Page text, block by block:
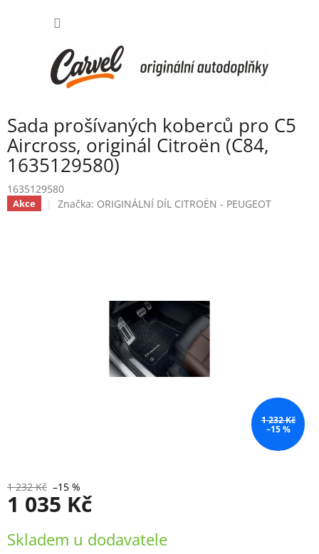
Sada prošívaných koberců pro C5
Aircross, originál Citroën (C84,
1635129580)
1635129580
Akce Značka: ORIGINÁLNÍ DÍL CITROËN - PEUGEOT
1 232 Kč
–15 %
1 232 Kč –15 %
1 035 Kč
cena:
Skladem u dodavatele